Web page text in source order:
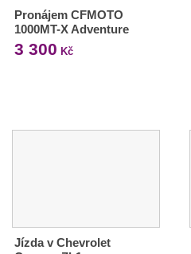
Pronájem CFMOTO
1000MT-X Adventure
3 300 Kč
Jízda v Chevrolet